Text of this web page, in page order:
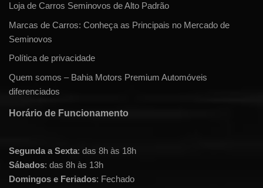
Loja de Carros Seminovos de Alto Padrão
Marcas de Carros: Conheça as Principais no Mercado de
Seminovos
Política de privacidade
Quem somos – Bahia Motors Premium Automóveis
diferenciados
Horário de Funcionamento
Segunda a Sexta: das 8h às 18h
Sábados: das 8h às 13h
Domingos e Feriados: Fechado